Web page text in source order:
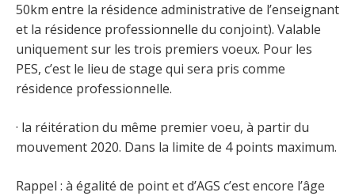
50km entre la résidence administrative de l’enseignant
et la résidence professionnelle du conjoint). Valable
uniquement sur les trois premiers voeux. Pour les
PES, c’est le lieu de stage qui sera pris comme
résidence professionnelle.
· la réitération du même premier voeu, à partir du
mouvement 2020. Dans la limite de 4 points maximum.
Rappel : à égalité de point et d’AGS c’est encore l’âge